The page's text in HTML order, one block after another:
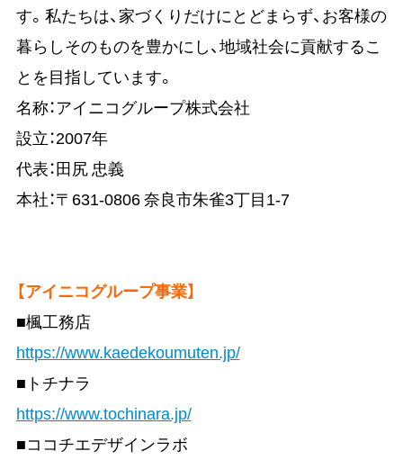
す。私たちは、家づくりだけにとどまらず、お客様の
暮らしそのものを豊かにし、地域社会に貢献するこ
とを目指しています。
名称：アイニコグループ株式会社
設立：2007年
代表：田尻 忠義
本社：〒631-0806 奈良市朱雀3丁目1-7
【アイニコグループ事業】
■楓工務店
https://www.kaedekoumuten.jp/
■トチナラ
https://www.tochinara.jp/
■ココチエデザインラボ